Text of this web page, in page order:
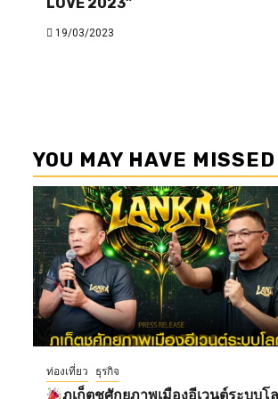
19/03/2023
YOU MAY HAVE MISSED
ท่องเที่ยว ธุรกิจ
ภูเก็ตชูศักยภาพเมืองอีเวนต์ระบบโ